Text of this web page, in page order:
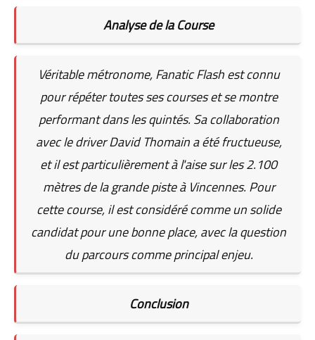
Analyse de la Course
Véritable métronome, Fanatic Flash est connu
pour répéter toutes ses courses et se montre
performant dans les quintés. Sa collaboration
avec le driver David Thomain a été fructueuse,
et il est particulièrement à l'aise sur les 2.100
mètres de la grande piste à Vincennes. Pour
cette course, il est considéré comme un solide
candidat pour une bonne place, avec la question
du parcours comme principal enjeu.
Conclusion